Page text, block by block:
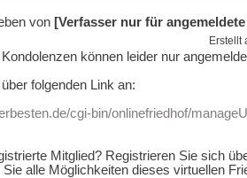
von [Verfasser nur für
Erstellt
können leider nur
folgenden Link an:
cgi-bin/onlinefriedhof/
Mitglied? Registrieren Sie sich
alle Möglichkeiten dieses virtuellen